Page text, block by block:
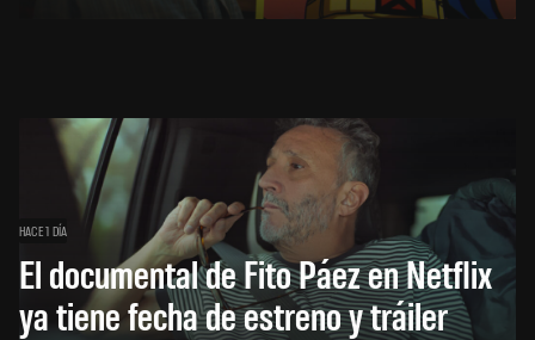
HACE 1 DÍA
El documental de Fito Páez en Netflix
ya tiene fecha de estreno y tráiler